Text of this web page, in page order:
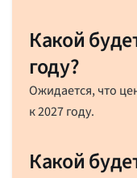
Какой
году?
Ожидается, что
к 2027 году.
Какой